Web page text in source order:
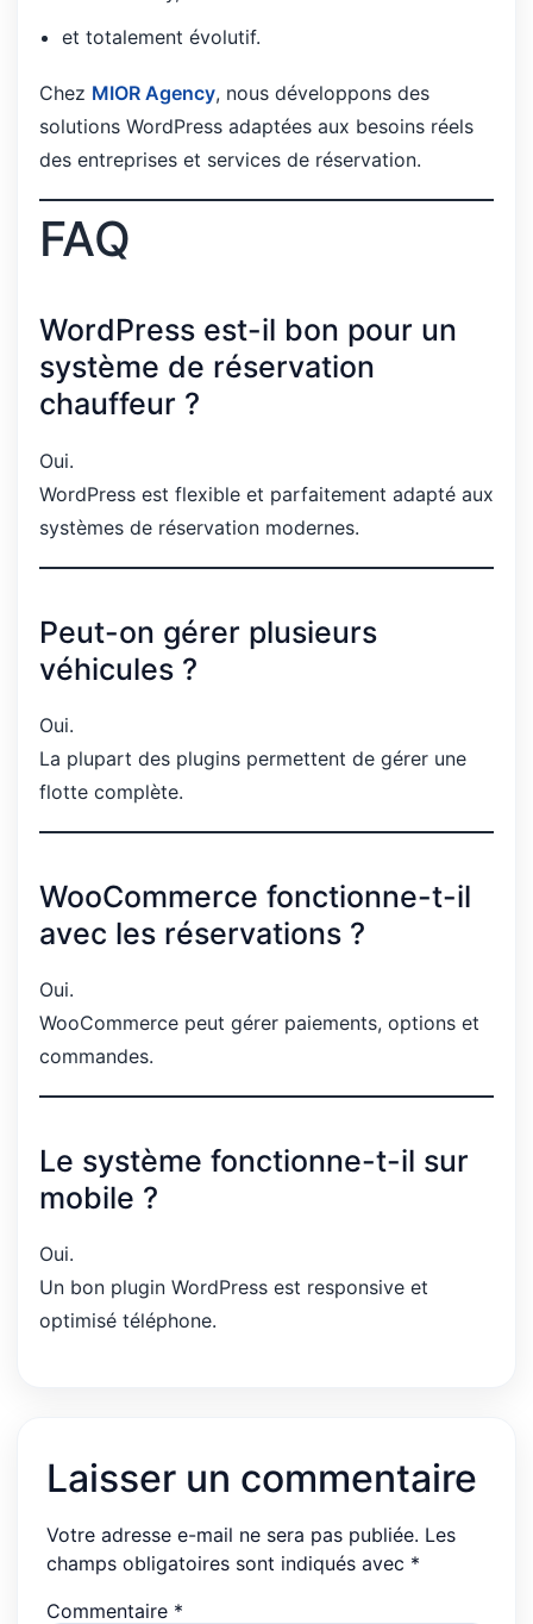
et totalement évolutif.
Chez MIOR Agency, nous développons des
solutions WordPress adaptées aux besoins réels
des entreprises et services de réservation.
FAQ
WordPress est-il bon pour un
système de réservation
chauffeur ?
Oui.
WordPress est flexible et parfaitement adapté aux
systèmes de réservation modernes.
Peut-on gérer plusieurs
véhicules ?
Oui.
La plupart des plugins permettent de gérer une
flotte complète.
WooCommerce fonctionne-t-il
avec les réservations ?
Oui.
WooCommerce peut gérer paiements, options et
commandes.
Le système fonctionne-t-il sur
mobile ?
Oui.
Un bon plugin WordPress est responsive et
optimisé téléphone.
Laisser un commentaire
Votre adresse e-mail ne sera pas publiée. Les
champs obligatoires sont indiqués avec *
Commentaire *